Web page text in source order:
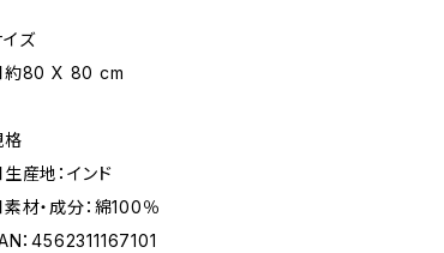
イズ
80 X 80 cm
格
産地：インド
材・成分：綿100％
：4562311167101